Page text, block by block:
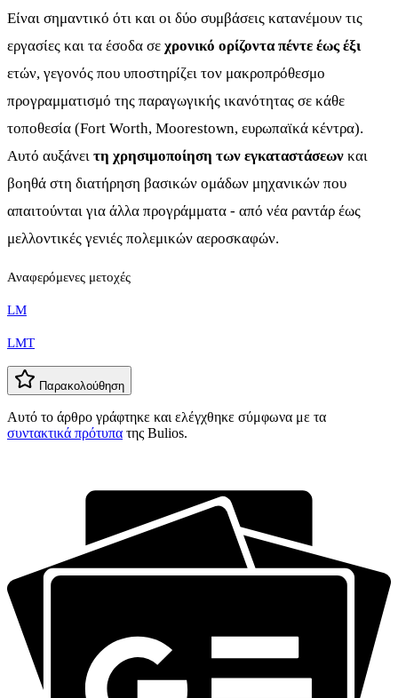
Είναι σημαντικό ότι και οι δύο συμβάσεις κατανέμουν τις
εργασίες και τα έσοδα σε χρονικό ορίζοντα πέντε έως έξι
ετών, γεγονός που υποστηρίζει τον μακροπρόθεσμο
προγραμματισμό της παραγωγικής ικανότητας σε κάθε
τοποθεσία (Fort Worth, Moorestown, ευρωπαϊκά κέντρα).
Αυτό αυξάνει τη χρησιμοποίηση των εγκαταστάσεων και
βοηθά στη διατήρηση βασικών ομάδων μηχανικών που
απαιτούνται για άλλα προγράμματα - από νέα ραντάρ έως
μελλοντικές γενιές πολεμικών αεροσκαφών.
Αναφερόμενες μετοχές
LM
LMT
Παρακολούθηση
Αυτό το άρθρο γράφτηκε και ελέγχθηκε σύμφωνα με τα
συντακτικά πρότυπα της Bulios.